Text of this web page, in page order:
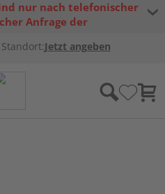
nur nach telefonischer
Anfrage der
Jetzt angeben